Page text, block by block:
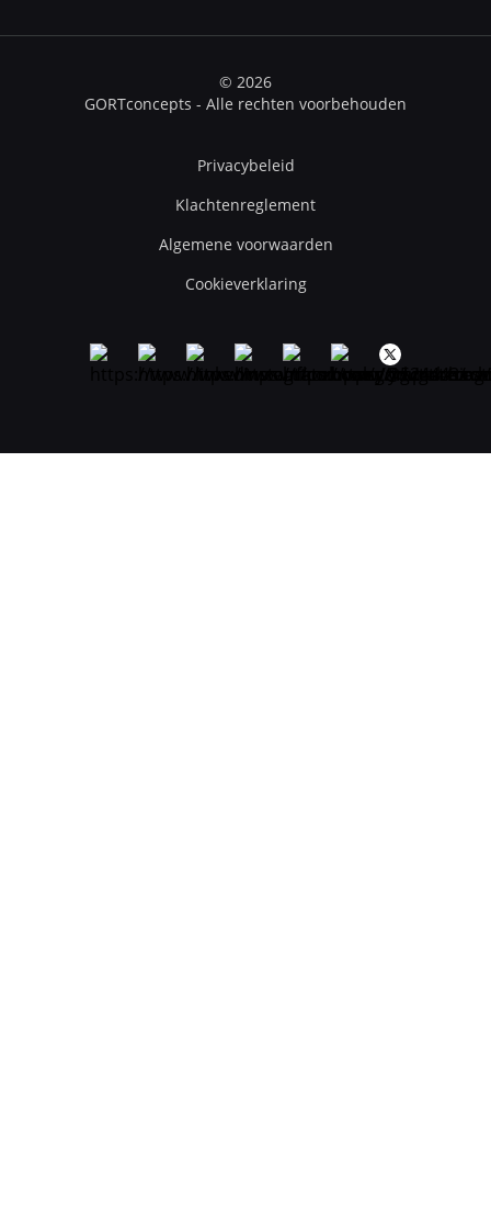
© 2026
GORTconcepts - Alle rechten voorbehouden
Privacybeleid
Klachtenreglement
Algemene voorwaarden
Cookieverklaring